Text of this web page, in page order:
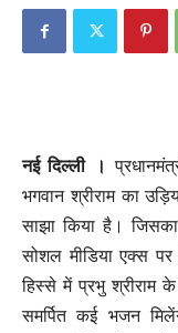
नई दिल्ली ।
भगवान श्रीराम का
साझा किया है।
सोशल मीडिया एक्स
हिस्से में प्रभु श्रीराम
समर्पित कई भजन